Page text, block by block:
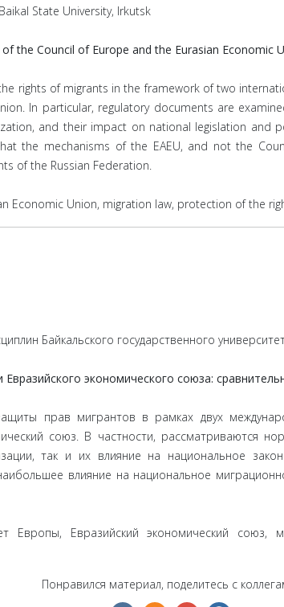
State University, Irkutsk
the Council of Europe and the Eurasian Economic
rights of migrants in the framework of two
In particular, regulatory documents are
and their impact on national legislation and
the mechanisms of the EAEU, and not the
of the Russian Federation.
Economic Union, migration law, protection of the
Байкальского государственного
экономического союза:
прав мигрантов в рамках двух
союз. В частности, рассматриваются
так и их влияние на национальное
влияние на национальное
Европы, Евразийский экономический союз,
Понравился материал, поделитесь с